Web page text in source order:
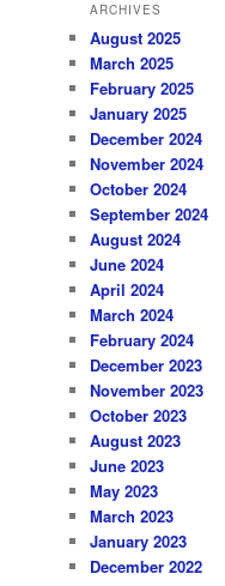
ARCHIVES
August 2025
March 2025
February 2025
January 2025
December 2024
November 2024
October 2024
September 2024
August 2024
June 2024
April 2024
March 2024
February 2024
December 2023
November 2023
October 2023
August 2023
June 2023
May 2023
March 2023
January 2023
December 2022